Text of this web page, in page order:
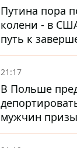
Путина пора
колени - в
путь к
National
21:17
В Польше
мужчин
возраста -
затронуть